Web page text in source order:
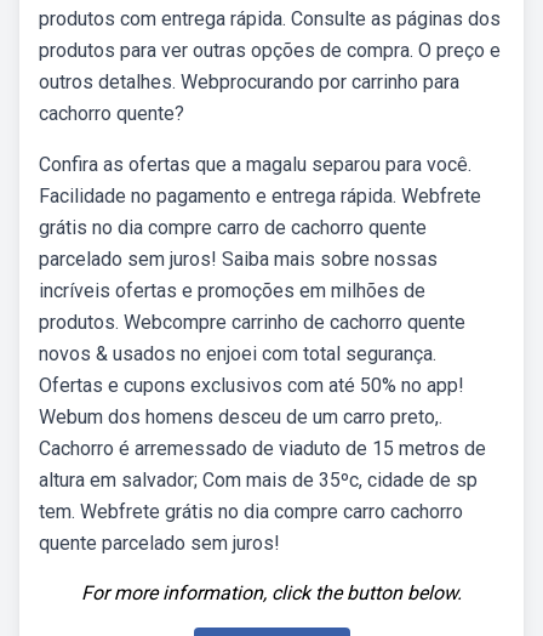
produtos com entrega rápida. Consulte as páginas dos
produtos para ver outras opções de compra. O preço e
outros detalhes. Webprocurando por carrinho para
cachorro quente?
Confira as ofertas que a magalu separou para você.
Facilidade no pagamento e entrega rápida. Webfrete
grátis no dia compre carro de cachorro quente
parcelado sem juros! Saiba mais sobre nossas
incríveis ofertas e promoções em milhões de
produtos. Webcompre carrinho de cachorro quente
novos & usados no enjoei com total segurança.
Ofertas e cupons exclusivos com até 50% no app!
Webum dos homens desceu de um carro preto,.
Cachorro é arremessado de viaduto de 15 metros de
altura em salvador; Com mais de 35ºc, cidade de sp
tem. Webfrete grátis no dia compre carro cachorro
quente parcelado sem juros!
For more information, click the button below.